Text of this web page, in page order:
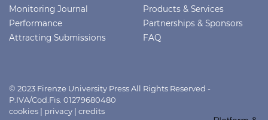
Monitoring Journal
Performance
Attracting Submissions
Products & Services
Partnerships & Sponsors
FAQ
© 2023 Firenze University Press All Rights Reserved -
P.IVA/Cod.Fis. 01279680480
cookies | privacy | credits